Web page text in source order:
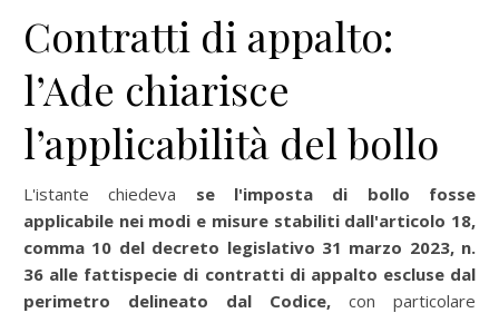
Contratti di appalto:
l’Ade chiarisce
l’applicabilità del bollo
L'istante chiedeva se l'imposta di bollo fosse
applicabile nei modi e misure stabiliti dall'articolo 18,
comma 10 del decreto legislativo 31 marzo 2023, n.
36 alle fattispecie di contratti di appalto escluse dal
perimetro delineato dal Codice, con particolare